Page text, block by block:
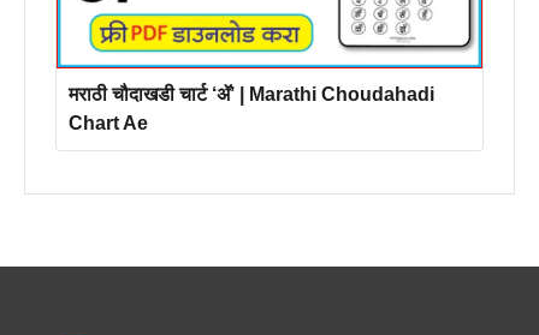
मराठी चौदाखडी चार्ट ‘ॲ’ | Marathi Choudahadi
Chart Ae